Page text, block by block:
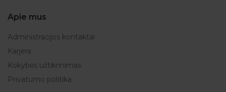
Apie mus
Administracijos kontaktai
Karjera
Kokybės užtikrinimas
Privatumo politika